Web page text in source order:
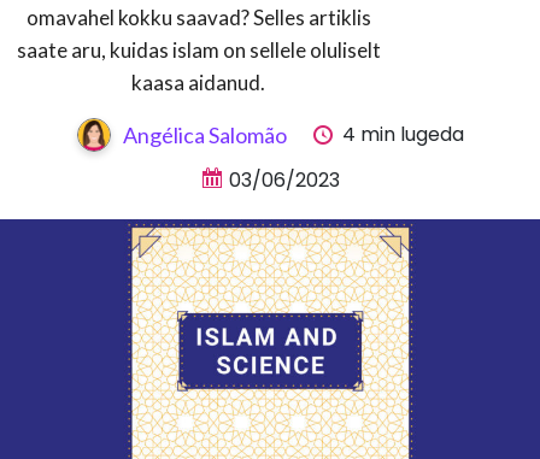
omavahel kokku saavad? Selles artiklis
saate aru, kuidas islam on sellele oluliselt
kaasa aidanud.
Angélica Salomão
4 min lugeda
03/06/2023